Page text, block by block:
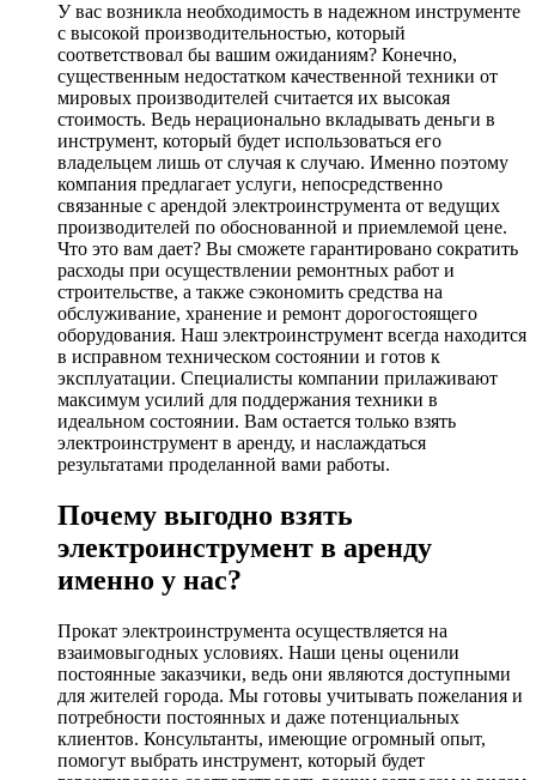
У вас возникла необходимость в надежном инструменте
с высокой производительностью, который
соответствовал бы вашим ожиданиям? Конечно,
существенным недостатком качественной техники от
мировых производителей считается их высокая
стоимость. Ведь нерационально вкладывать деньги в
инструмент, который будет использоваться его
владельцем лишь от случая к случаю. Именно поэтому
компания предлагает услуги, непосредственно
связанные с арендой электроинструмента от ведущих
производителей по обоснованной и приемлемой цене.
Что это вам дает? Вы сможете гарантировано сократить
расходы при осуществлении ремонтных работ и
строительстве, а также сэкономить средства на
обслуживание, хранение и ремонт дорогостоящего
оборудования. Наш электроинструмент всегда находится
в исправном техническом состоянии и готов к
эксплуатации. Специалисты компании прилаживают
максимум усилий для поддержания техники в
идеальном состоянии. Вам остается только взять
электроинструмент в аренду, и наслаждаться
результатами проделанной вами работы.
Почему выгодно взять
электроинструмент в аренду
именно у нас?
Прокат электроинструмента осуществляется на
взаимовыгодных условиях. Наши цены оценили
постоянные заказчики, ведь они являются доступными
для жителей города. Мы готовы учитывать пожелания и
потребности постоянных и даже потенциальных
клиентов. Консультанты, имеющие огромный опыт,
помогут выбрать инструмент, который будет